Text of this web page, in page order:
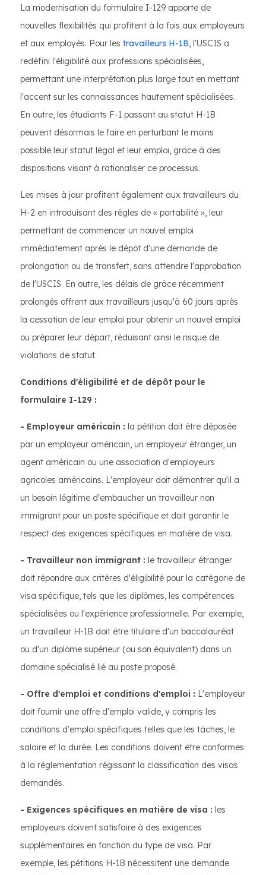
La modernisation du formulaire I-129 apporte de
nouvelles flexibilités qui profitent à la fois aux employeurs
et aux employés. Pour les travailleurs H-1B, l'USCIS a
redéfini l'éligibilité aux professions spécialisées,
permettant une interprétation plus large tout en mettant
l'accent sur les connaissances hautement spécialisées.
En outre, les étudiants F-1 passant au statut H-1B
peuvent désormais le faire en perturbant le moins
possible leur statut légal et leur emploi, grâce à des
dispositions visant à rationaliser ce processus.
Les mises à jour profitent également aux travailleurs du
H-2 en introduisant des règles de « portabilité », leur
permettant de commencer un nouvel emploi
immédiatement après le dépôt d'une demande de
prolongation ou de transfert, sans attendre l'approbation
de l'USCIS. En outre, les délais de grâce récemment
prolongés offrent aux travailleurs jusqu'à 60 jours après
la cessation de leur emploi pour obtenir un nouvel emploi
ou préparer leur départ, réduisant ainsi le risque de
violations de statut.
Conditions d'éligibilité et de dépôt pour le
formulaire I-129 :
- Employeur américain : la pétition doit être déposée
par un employeur américain, un employeur étranger, un
agent américain ou une association d'employeurs
agricoles américains. L'employeur doit démontrer qu'il a
un besoin légitime d'embaucher un travailleur non
immigrant pour un poste spécifique et doit garantir le
respect des exigences spécifiques en matière de visa.
- Travailleur non immigrant : le travailleur étranger
doit répondre aux critères d'éligibilité pour la catégorie de
visa spécifique, tels que les diplômes, les compétences
spécialisées ou l'expérience professionnelle. Par exemple,
un travailleur H-1B doit être titulaire d'un baccalauréat
ou d'un diplôme supérieur (ou son équivalent) dans un
domaine spécialisé lié au poste proposé.
- Offre d'emploi et conditions d'emploi : L'employeur
doit fournir une offre d'emploi valide, y compris les
conditions d'emploi spécifiques telles que les tâches, le
salaire et la durée. Les conditions doivent être conformes
à la réglementation régissant la classification des visas
demandés.
- Exigences spécifiques en matière de visa : les
employeurs doivent satisfaire à des exigences
supplémentaires en fonction du type de visa. Par
exemple, les pétitions H-1B nécessitent une demande